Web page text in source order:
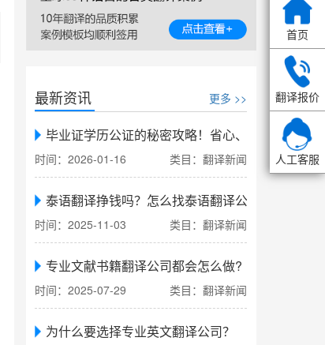
最新资讯 更多 >>
毕业证学历公证的秘密攻略！省心、省力、省时
时间：2026-01-16 类目：翻译新闻
泰语翻译挣钱吗？怎么找泰语翻译公司翻译
时间：2025-11-03 类目：翻译新闻
专业文献书籍翻译公司都会怎么做?
时间：2025-07-29 类目：翻译新闻
为什么要选择专业英文翻译公司？
首页
翻译报价
人工客服